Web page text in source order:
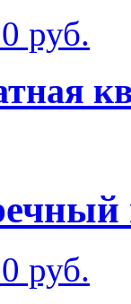
руб.
руб.